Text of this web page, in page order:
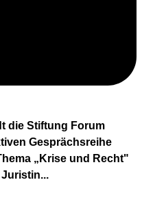
die Stiftung Forum
Gesprächsreihe
„Krise und Recht"